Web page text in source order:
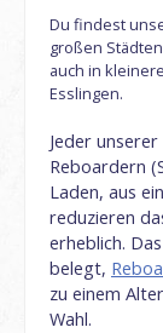
Du findest
großen
auch in
Esslingen.
Jeder
Reboardern
Laden, aus
reduzieren
erheblich.
belegt,
zu einem
Wahl.